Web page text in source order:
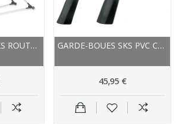
GARDE-BOUES SKS ROUTE B35 BLUEMELS ARGENT GARDE-BOUES SKS PVC COURSE RACEBLADE PRO NOIR...
45,95 €